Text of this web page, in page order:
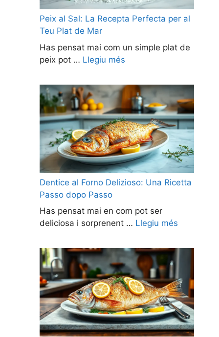
Peix al Sal: La Recepta Perfecta per al
Teu Plat de Mar
Has pensat mai com un simple plat de
peix pot … Llegiu més
Dentice al Forno Delizioso: Una Ricetta
Passo dopo Passo
Has pensat mai en com pot ser
deliciosa i sorprenent … Llegiu més